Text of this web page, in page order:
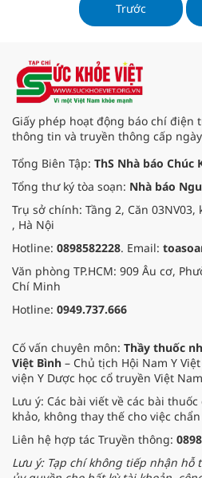
để yêu
Trước
Giấy phép hoạt động báo chí điện
thông tin và truyền thông cấp
Tổng Biên Tập: ThS Nhà báo Chúc
Tổng thư ký tòa soạn: Nhà báo
Trụ sở chính: Tầng 2, Căn
, Hà Nội
Hotline: 0898582228. Email:
Văn phòng TP.HCM: 909 Âu cơ,
Chí Minh
Hotline: 0949.737.666
Cố vấn chuyên môn: Thầy thuốc
Việt Bình – Chủ tịch Hội Nam Y
viện Y Dược học cổ truyền Việt
Lưu ý: Các bài viết về các bài
khảo, không thay thế cho việc
Liên hệ hợp tác Truyền thông:
Lưu ý: Tạp chí không tiếp nhận